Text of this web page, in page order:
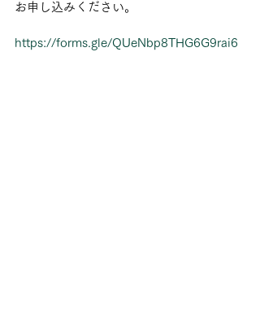
お申し込みください。
https://forms.gle/QUeNbp8THG6G9rai6